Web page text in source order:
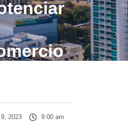
2023 9:00 am